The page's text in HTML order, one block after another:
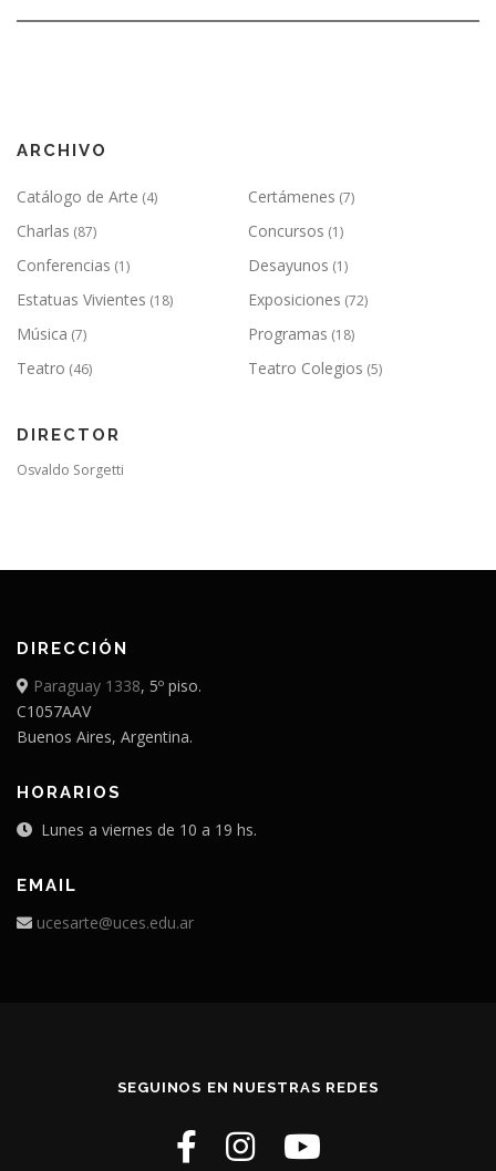
ARCHIVO
Catálogo de Arte (4) Certámenes (7)
Charlas (87) Concursos (1)
Conferencias (1) Desayunos (1)
Estatuas Vivientes (18) Exposiciones (72)
Música (7) Programas (18)
Teatro (46) Teatro Colegios (5)
DIRECTOR
Osvaldo Sorgetti
DIRECCIÓN
Paraguay 1338, 5º piso.
C1057AAV
Buenos Aires, Argentina.
HORARIOS
Lunes a viernes de 10 a 19 hs.
EMAIL
ucesarte@uces.edu.ar
SEGUINOS EN NUESTRAS REDES